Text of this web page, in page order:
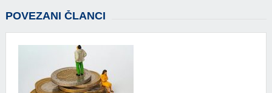
POVEZANI ČLANCI